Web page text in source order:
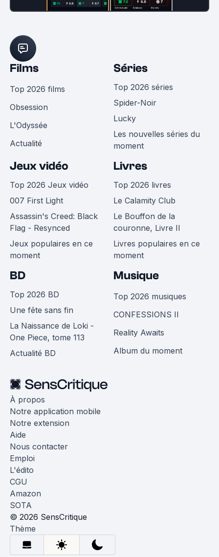
Films
Top 2026 films
Obsession
L'Odyssée
Actualité
Séries
Top 2026 séries
Spider-Noir
Lucky
Les nouvelles séries du
moment
Jeux vidéo
Top 2026 Jeux vidéo
007 First Light
Assassin's Creed: Black
Flag - Resynced
Jeux populaires en ce
moment
Livres
Top 2026 livres
Le Calamity Club
Le Bouffon de la
couronne, Livre II
Livres populaires en ce
moment
BD
Top 2026 BD
Une fête sans fin
La Naissance de Loki -
One Piece, tome 113
Actualité BD
Musique
Top 2026 musiques
CONFESSIONS II
Reality Awaits
Album du moment
À propos
Notre application mobile
Notre extension
Aide
Nous contacter
Emploi
L'édito
CGU
Amazon
SOTA
© 2026 SensCritique
Thème